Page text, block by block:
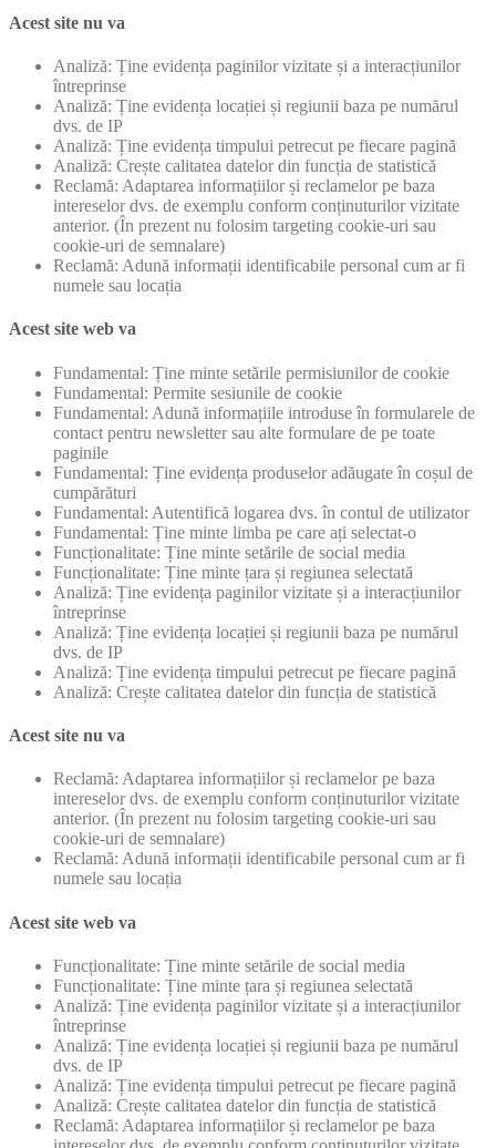
Acest site nu va
Analiză: Ține evidența paginilor vizitate și a interacțiunilor
întreprinse
Analiză: Ține evidența locației și regiunii baza pe numărul
dvs. de IP
Analiză: Ține evidența timpului petrecut pe fiecare pagină
Analiză: Crește calitatea datelor din funcția de statistică
Reclamă: Adaptarea informațiilor și reclamelor pe baza
intereselor dvs. de exemplu conform conținuturilor vizitate
anterior. (În prezent nu folosim targeting cookie-uri sau
cookie-uri de semnalare)
Reclamă: Adună informații identificabile personal cum ar fi
numele sau locația
Acest site web va
Fundamental: Ține minte setările permisiunilor de cookie
Fundamental: Permite sesiunile de cookie
Fundamental: Adună informațiile introduse în formularele de
contact pentru newsletter sau alte formulare de pe toate
paginile
Fundamental: Ține evidența produselor adăugate în coșul de
cumpărături
Fundamental: Autentifică logarea dvs. în contul de utilizator
Fundamental: Ține minte limba pe care ați selectat-o
Funcționalitate: Ține minte setările de social media
Funcționalitate: Ține minte țara și regiunea selectată
Analiză: Ține evidența paginilor vizitate și a interacțiunilor
întreprinse
Analiză: Ține evidența locației și regiunii baza pe numărul
dvs. de IP
Analiză: Ține evidența timpului petrecut pe fiecare pagină
Analiză: Crește calitatea datelor din funcția de statistică
Acest site nu va
Reclamă: Adaptarea informațiilor și reclamelor pe baza
intereselor dvs. de exemplu conform conținuturilor vizitate
anterior. (În prezent nu folosim targeting cookie-uri sau
cookie-uri de semnalare)
Reclamă: Adună informații identificabile personal cum ar fi
numele sau locația
Acest site web va
Funcționalitate: Ține minte setările de social media
Funcționalitate: Ține minte țara și regiunea selectată
Analiză: Ține evidența paginilor vizitate și a interacțiunilor
întreprinse
Analiză: Ține evidența locației și regiunii baza pe numărul
dvs. de IP
Analiză: Ține evidența timpului petrecut pe fiecare pagină
Analiză: Crește calitatea datelor din funcția de statistică
Reclamă: Adaptarea informațiilor și reclamelor pe baza